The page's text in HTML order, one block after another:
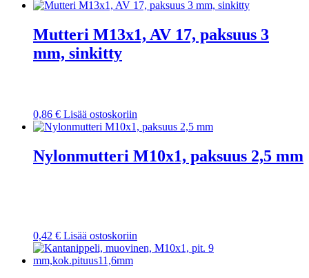
Mutteri M13x1, AV 17, paksuus 3
mm, sinkitty
0,86 € Lisää ostoskoriin
Nylonmutteri M10x1, paksuus 2,5 mm
0,42 € Lisää ostoskoriin